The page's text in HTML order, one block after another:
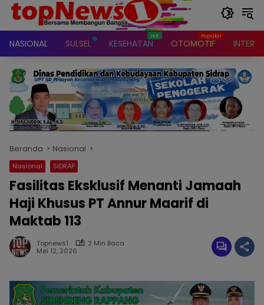
NASIONAL SULSEL KESEHATAN OTOMOTIF
Beranda Nasional
Nasional SIDRAP
Fasilitas Eksklusif Menanti Jamaah
Haji Khusus PT Annur Maarif di
Maktab 113
Topnews1
2 Min Baca
Mei 12, 2026